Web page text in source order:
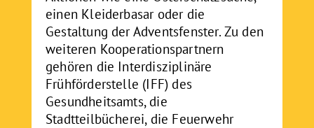
einen Kleiderbasar oder die
Gestaltung der Adventsfenster. Zu den
weiteren Kooperationspartnern
gehören die Interdisziplinäre
Frühförderstelle (IFF) des
Gesundheitsamts, die
Stadtteilbücherei, die Feuerwehr